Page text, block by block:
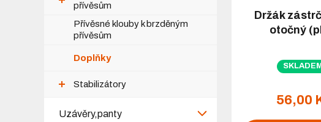
přívěsům
Přívěsné klouby k brzděným
přívěsům
Doplňky
Stabilizátory
Uzávěry,panty
Držák
otočný
56,00